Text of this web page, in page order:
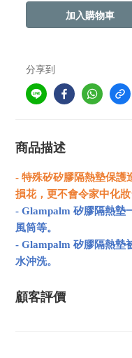
加入購物車
分享到
商品描述
- 特殊矽矽膠隔熱墊保護
損花，更不會令家中化妝
- Glampalm 矽膠隔熱墊
風筒等。
- Glampalm 矽膠隔熱墊
水沖洗。
顧客評價